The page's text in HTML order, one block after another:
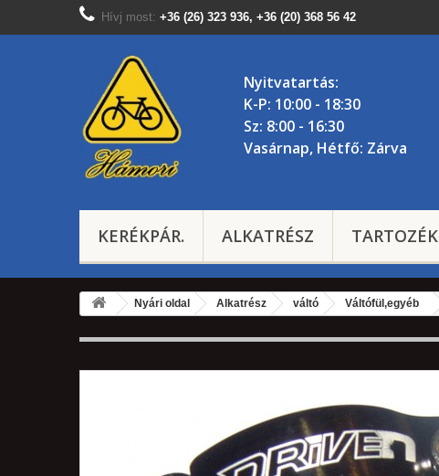
Hívj most: +36 (26) 323 936, +36 (20) 368 56 42
Nyitvatartás:
K-P: 10:00 - 18:30
Sz: 8:00 - 16:30
Vasárnap, Hétfő: Zárva
KERÉKPÁR. ALKATRÉSZ TARTOZÉK
Nyári oldal Alkatrész váltó Váltófül,egyéb